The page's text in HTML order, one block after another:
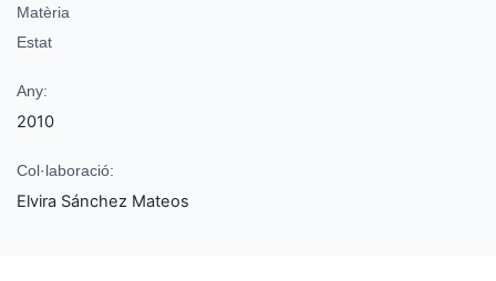
Matèria
Estat
Any:
2010
Col·laboració:
Elvira Sánchez Mateos